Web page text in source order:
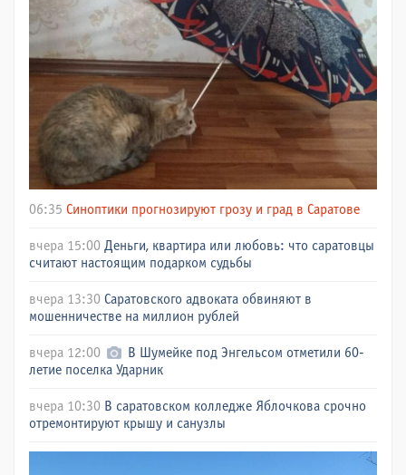
06:35 Синоптики прогнозируют грозу и град в Саратове
вчера 15:00 Деньги, квартира или любовь: что саратовцы
считают настоящим подарком судьбы
вчера 13:30 Саратовского адвоката обвиняют в
мошенничестве на миллион рублей
вчера 12:00
В Шумейке под Энгельсом отметили 60-
летие поселка Ударник
вчера 10:30 В саратовском колледже Яблочкова срочно
отремонтируют крышу и санузлы